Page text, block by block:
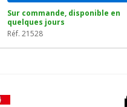
Sur commande, disponible en
quelques jours
Réf. 21528